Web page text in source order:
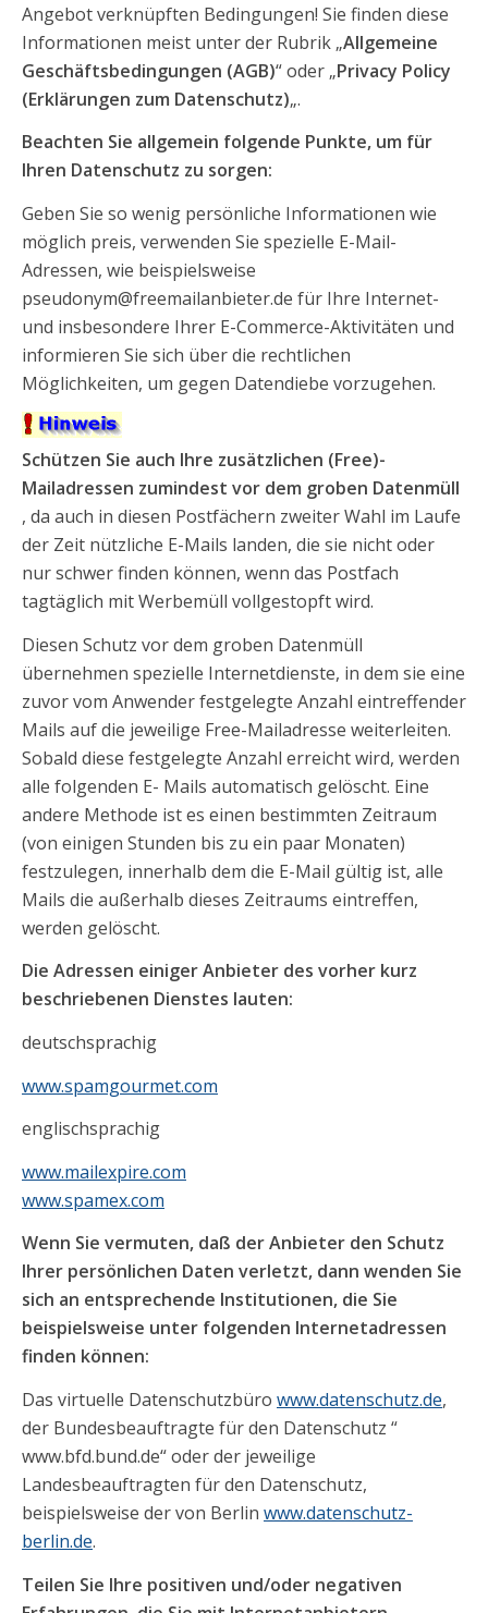
Angebot verknüpften Bedingungen! Sie finden diese
Informationen meist unter der Rubrik „Allgemeine
Geschäftsbedingungen (AGB)“ oder „Privacy Policy
(Erklärungen zum Datenschutz)„.
Beachten Sie allgemein folgende Punkte, um für
Ihren Datenschutz zu sorgen:
Geben Sie so wenig persönliche Informationen wie
möglich preis, verwenden Sie spezielle E-Mail-
Adressen, wie beispielsweise
pseudonym@freemailanbieter.de für Ihre Internet-
und insbesondere Ihrer E-Commerce-Aktivitäten und
informieren Sie sich über die rechtlichen
Möglichkeiten, um gegen Datendiebe vorzugehen.
Schützen Sie auch Ihre zusätzlichen (Free)-
Mailadressen zumindest vor dem groben Datenmüll
, da auch in diesen Postfächern zweiter Wahl im Laufe
der Zeit nützliche E-Mails landen, die sie nicht oder
nur schwer finden können, wenn das Postfach
tagtäglich mit Werbemüll vollgestopft wird.
Diesen Schutz vor dem groben Datenmüll
übernehmen spezielle Internetdienste, in dem sie eine
zuvor vom Anwender festgelegte Anzahl eintreffender
Mails auf die jeweilige Free-Mailadresse weiterleiten.
Sobald diese festgelegte Anzahl erreicht wird, werden
alle folgenden E- Mails automatisch gelöscht. Eine
andere Methode ist es einen bestimmten Zeitraum
(von einigen Stunden bis zu ein paar Monaten)
festzulegen, innerhalb dem die E-Mail gültig ist, alle
Mails die außerhalb dieses Zeitraums eintreffen,
werden gelöscht.
Die Adressen einiger Anbieter des vorher kurz
beschriebenen Dienstes lauten:
deutschsprachig
www.spamgourmet.com
englischsprachig
www.mailexpire.com
www.spamex.com
Wenn Sie vermuten, daß der Anbieter den Schutz
Ihrer persönlichen Daten verletzt, dann wenden Sie
sich an entsprechende Institutionen, die Sie
beispielsweise unter folgenden Internetadressen
finden können:
Das virtuelle Datenschutzbüro www.datenschutz.de,
der Bundesbeauftragte für den Datenschutz “
www.bfd.bund.de“ oder der jeweilige
Landesbeauftragten für den Datenschutz,
beispielsweise der von Berlin www.datenschutz-
berlin.de.
Teilen Sie Ihre positiven und/oder negativen